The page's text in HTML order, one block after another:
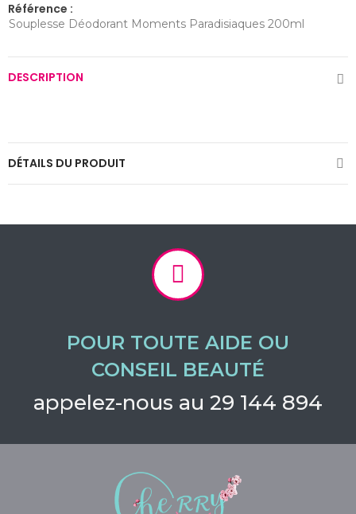
Référence :
Souplesse Déodorant Moments Paradisiaques 200ml
DESCRIPTION
DÉTAILS DU PRODUIT
POUR TOUTE AIDE OU
CONSEIL BEAUTÉ
appelez-nous au 29 144 894